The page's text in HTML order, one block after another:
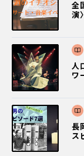
全
演
人
ワ
長
ス